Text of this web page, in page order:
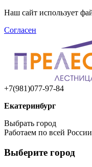
Наш сайт использует
Согласен
+7(981)077-97-84
Екатеринбург
Выбрать город
Работаем по всей
Выберите город